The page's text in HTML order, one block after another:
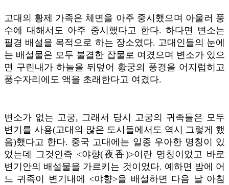
고대의 황제 가족은 체면을 아주 중시했으며 아울러 풍
수에 대해서도 아주 중시했다고 한다. 하다면 변소는
필경 배설을 목적으로 하는 장소였다. 고대인들의 눈에
는 배설물은 모두 불결한 잡물로 여겼으며 변소가 있으
면 구린내가 하늘을 뒤덮어 황궁의 풍경을 어지럽히고
풍수자리에도 액을 초래한다고 여겼다.
변소가 없는 고궁, 그래서 당시 고궁의 귀족들은 모두
변기를 사용(고대의 많은 도시들에서도 역시 그렇게 했
음)했다고 한다. 중국 고대에는 일종 우아한 명칭이 있
었는데 그것인즉 <야향(夜香)>이란 명칭이었고 바로
변기안의 배설물을 가르키는 것이었다. 예하면 밤에 어
느 귀족이 변기내에 <야향>을 배설하면 다음 날 아침